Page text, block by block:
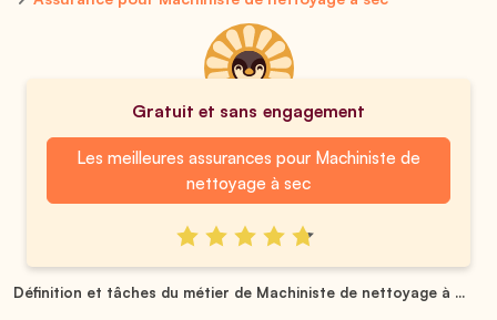
Gratuit et sans engagement
Les meilleures assurances pour Machiniste de
nettoyage à sec
Définition et tâches du métier de Machiniste de nettoyage à ...